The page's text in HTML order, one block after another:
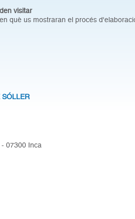
visitar
què us mostraran el procés
SÓLLER
07300 Inca